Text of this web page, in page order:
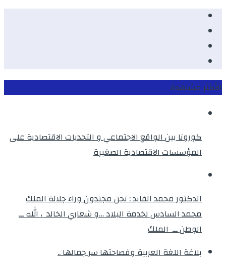
الأكثر مشاهدة
كورونا بين الواقع الاجتماعي و التحديات الاقتصادية على
المؤسسات الاقتصادية الصغيرة
الدكتور محمد الفايد : نحن مجندون وراء جلالة الملك
محمد السادس لخدمة البلاد …و شعاري الخالد ، الله ــ
الوطن ــ الملك
بلاغة اللغة العربية وفصاحتها سر جمالها ..